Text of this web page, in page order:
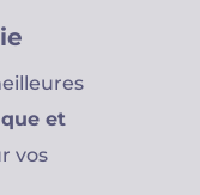
et
vos